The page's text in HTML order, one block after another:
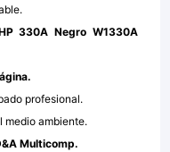
330A Negro W1330A
profesional.
medio ambiente.
Multicomp.